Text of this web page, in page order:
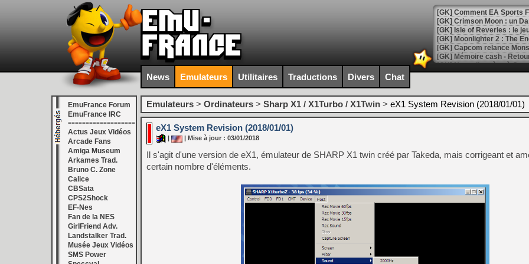
[GK] Comment EA Sports
[GK] Crimson Moon : un
[GK] Isle of Reveries : le
[GK] Moonlighter 2 : The
[GK] Capcom relance
[Mo5] Deux inédits du
[GK] Le beat'em up The
[GK] Endless Legend 2 :
[LS] [PS5] Le WebKit
[GK] Oubliez Crazy Taxi,
[LS] [Switch] NSZ 5.0.0
[GK] No More Room in
[GK] Un chatbot Atelier
[GK] Mémoire cash -
News Emulateurs Utilitaires Traductions Divers Chat
EmuFrance Forum
EmuFrance IRC
===================
Actus Jeux Vidéos
Arcade Fans
Amiga Museum
Arkames Trad.
Bruno C. Zone
Calice
CBSata
CPS2Shock
EF-Nes
Fan de la NES
GirlFriend Adv.
Landstalker Trad.
Musée Jeux Vidéos
SMS Power
Emulateurs > Ordinateurs > Sharp X1 / X1Turbo / X1Twin > eX1 System Revision (2018/01/01)
eX1 System Revision (2018/01/01)
| Mise à jour : 03/01/2018
Il s'agit d'une version de eX1, émulateur de SHARP X1 twin créé par Takeda, mais corrigeant et
certain nombre d'éléments.